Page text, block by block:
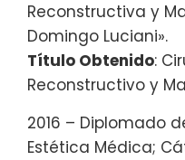
Reconstructiva y
Domingo Luciani».
Título Obtenido:
Reconstructivo y
2016 – Diplomado
Estética Médica;